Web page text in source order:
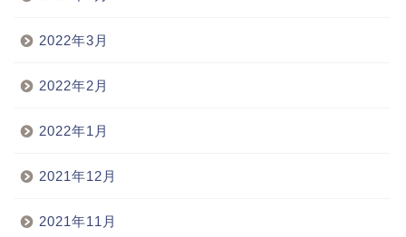
2022年3月
2022年2月
2022年1月
2021年12月
2021年11月